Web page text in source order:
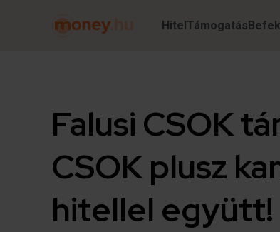
HitelTámogatás
Falusi CSOK
CSOK plusz
hitellel együtt!